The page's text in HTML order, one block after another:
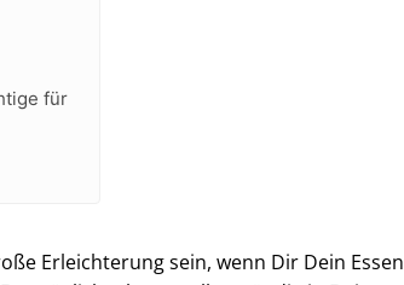
für
Erleichterung sein, wenn Dir Dein Essen